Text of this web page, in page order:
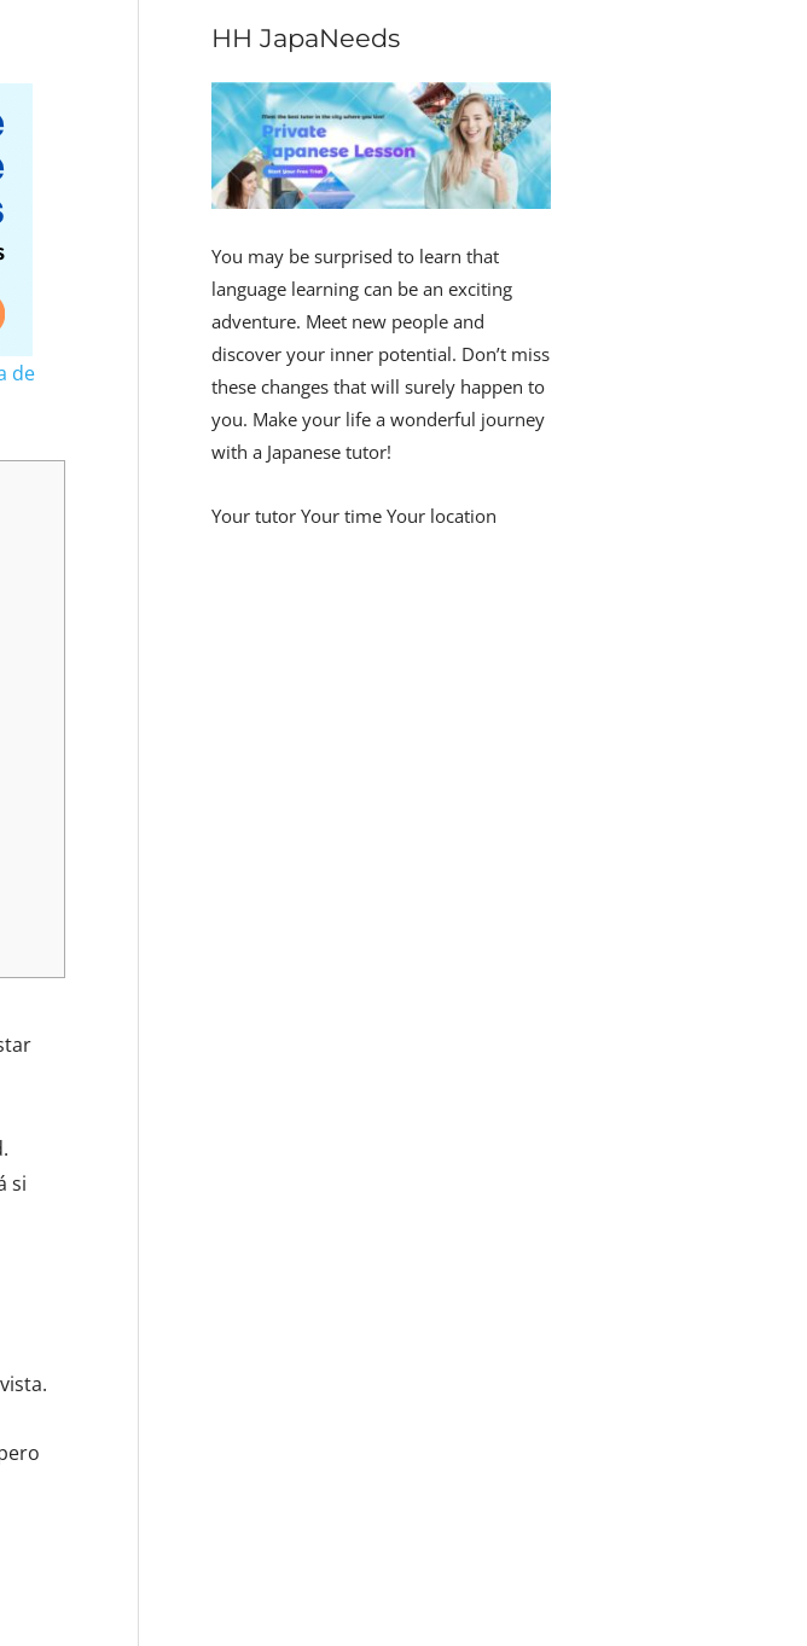
de
si
HH JapaNeeds
You may be surprised to learn that
language learning can be an exciting
adventure. Meet new people and
discover your inner potential. Don’t miss
these changes that will surely happen to
you. Make your life a wonderful journey
with a Japanese tutor!
Your tutor Your time Your location